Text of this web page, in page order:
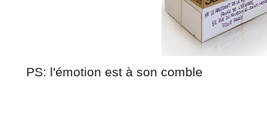
PS: l'émotion est à son comble